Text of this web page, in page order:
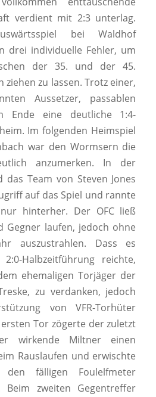
verdient mit 2:3 unterlag.
bei Waldhof
drei individuelle Fehler, um
der 35. und der 45.
ziehen zu lassen. Trotz einer,
Aussetzer, passablen
Ende eine deutliche 1:4-
Im folgenden Heimspiel
war den Wormsern die
anzumerken. In der
das Team von Steven Jones
auf das Spiel und rannte
hinterher. Der OFC ließ
Gegner laufen, jedoch ohne
auszustrahlen. Dass es
Halbzeitführung reichte,
ehemaligen Torjäger der
zu verdanken, jedoch
von VFR-Torhüter
Tor zögerte der zuletzt
wirkende Miltner einen
Rauslaufen und erwischte
fälligen Foulelfmeter
Beim zweiten Gegentreffer